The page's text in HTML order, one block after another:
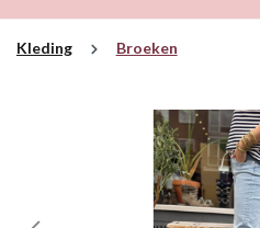
Kleding Broeken